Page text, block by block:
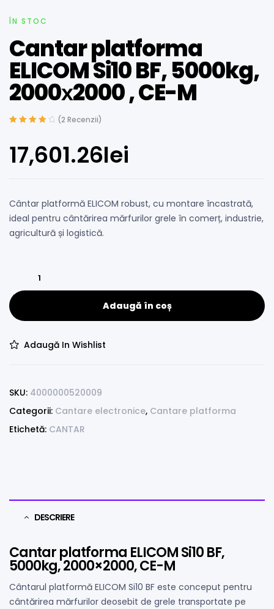
ÎN STOC
Cantar platforma
ELICOM Si10 BF, 5000kg,
2000х2000 , CE-M
pe baza unei
singure
(2 Recenzii)
17,601.26lei
Cântar platformă ELICOM robust, cu montare încastrată,
ideal pentru cântărirea mărfurilor grele în comerț, industrie,
agricultură și logistică.
Adaugă în coș
Adaugă In Wishlist
SKU: 4000000520009
Categorii: Cantare electronice, Cantare platforma
Etichetă: CANTAR
DESCRIERE
Cantar platforma ELICOM Si10 BF,
5000kg, 2000×2000, CE-M
Cântarul platformă ELICOM Si10 BF este conceput pentru
cântărirea mărfurilor deosebit de grele transportate pe